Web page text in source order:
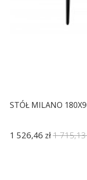
STÓŁ MILANO
1 526,46 zł1 715,13